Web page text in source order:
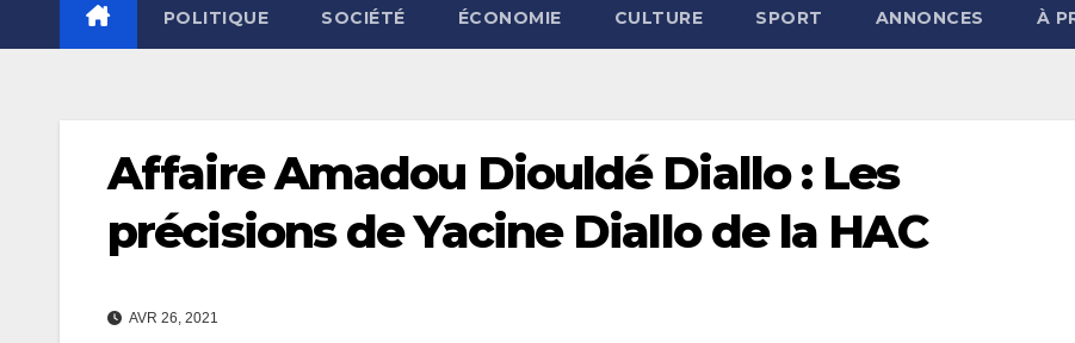
POLITIQUE SOCIÉTÉ ÉCONOMIE CULTURE SPORT ANNONCES À
Affaire Amadou Diouldé Diallo : Les
précisions de Yacine Diallo de la HAC
AVR 26, 2021